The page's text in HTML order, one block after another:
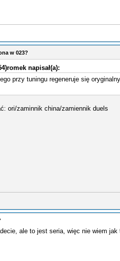
w 023?
romek napisał(a):
przy tuningu regeneruje się
ori/zaminnik china/zamiennik duels
ale to jest seria, więc nie wiem